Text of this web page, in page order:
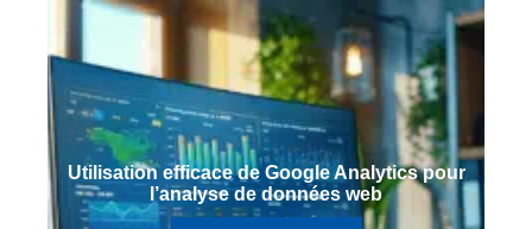
Utilisation efficace de Google Analytics pour
l’analyse de données web